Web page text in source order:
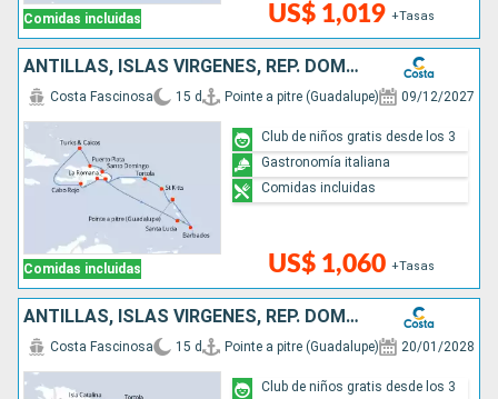
Comidas incluidas US$ 1,019 +Tasas
ANTILLAS, ISLAS VÍRGENES, REP. DOMINICANA, TURKS E ISLAS CAICOS
Comidas incluidas
Costa Fascinosa 15 d Pointe a pitre (Guadalupe) 09/12/2027
US$ 1,060 +Tasas
Club de niños gratis desde los 3
Gastronomía italiana
Comidas incluidas
ANTILLAS, ISLAS VÍRGENES, REP. DOMINICANA
Costa Fascinosa 15 d Pointe a pitre (Guadalupe) 20/01/2028
Club de niños gratis desde los 3